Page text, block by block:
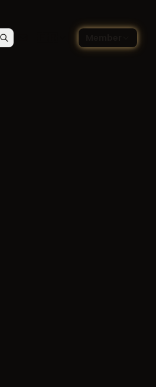
RechercherChoisir la langue —